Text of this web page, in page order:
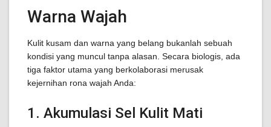
Warna Wajah
Kulit kusam dan warna yang belang bukanlah sebuah
kondisi yang muncul tanpa alasan. Secara biologis, ada
tiga faktor utama yang berkolaborasi merusak
kejernihan rona wajah Anda:
1. Akumulasi Sel Kulit Mati